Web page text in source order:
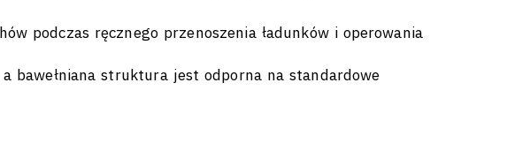
podczas ręcznego przenoszenia ładunków i operowania
bawełniana struktura jest odporna na standardowe